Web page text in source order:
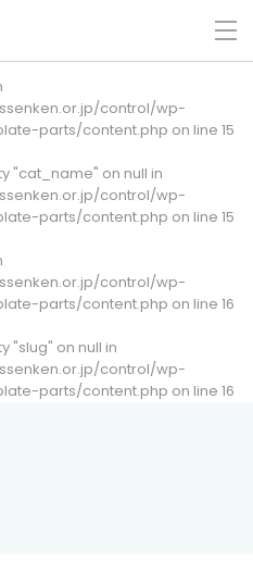
control/wp-
parts/content.php on line 15
"cat_name" on null in
control/wp-
parts/content.php on line 15
control/wp-
parts/content.php on line 16
"slug" on null in
control/wp-
parts/content.php on line 16